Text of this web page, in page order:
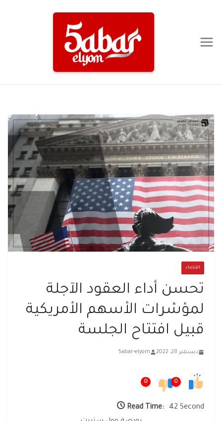
اقتصاد
تحسن أداء العقود الآجلة
لمؤشرات الأسهم الأمريكية
قبيل افتتاح الجلسة
ديسمبر 28, 2022 5abar-elyom
0
0
Read Time:
42 Second